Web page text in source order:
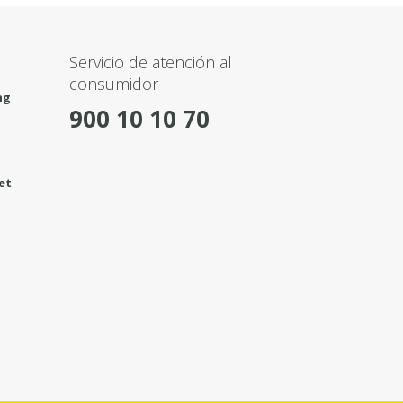
Servicio de atención al
consumidor
900 10 10 70